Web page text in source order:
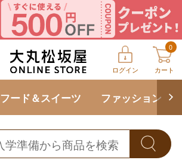
ログイン
0
カート
フード＆スイーツ ファッション